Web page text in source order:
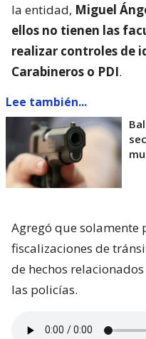
la entidad, Miguel
ellos no tienen las
realizar controles de
Carabineros o PDI.
Lee también...
Agregó que solamente
fiscalizaciones de
de hechos
las policías.